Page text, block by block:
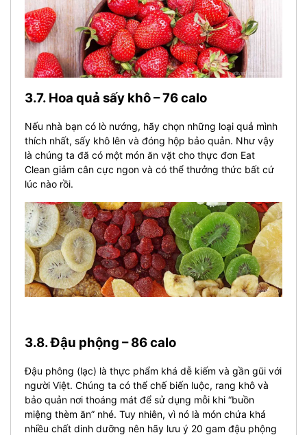
3.7. Hoa quả sấy khô – 76 calo
Nếu nhà bạn có lò nướng, hãy chọn những loại quả mình
thích nhất, sấy khô lên và đóng hộp bảo quản. Như vậy
là chúng ta đã có một món ăn vặt cho thực đơn Eat
Clean giảm cân cực ngon và có thể thưởng thức bất cứ
lúc nào rồi.
3.8. Đậu phộng – 86 calo
Đậu phông (lạc) là thực phẩm khá dễ kiếm và gần gũi với
người Việt. Chúng ta có thể chế biến luộc, rang khô và
bảo quản nơi thoáng mát để sử dụng mỗi khi “buồn
miệng thèm ăn” nhé. Tuy nhiên, vì nó là món chứa khá
nhiều chất dinh dưỡng nên hãy lưu ý 20 gam đậu phộng